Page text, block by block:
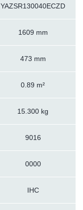
YAZSR130040ECZD
1609 mm
473 mm
0.89 m²
15.300 kg
9016
0000
IHC